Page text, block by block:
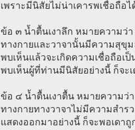
เพราะมีนิสัยไม่น่าเคารพเชื่อถือไ
ข้อ ๓ น้ำตื้นเงาลึก หมายความว่
ทางกายและวาจานั้นมีความสุขุม
พบเห็นแล้วจะเกิดความเชื่อถือเ
พบเห็นผู้ที่ท่านมีนิสัยอย่างนี้ ก็จะ
ข้อ ๔ น้ำตื้นเงาตื้น หมายความว่
ทางกายทางวาจาไม่มีความสำร
แสดงออกมาอย่างนี้ ก็จะพอเดาถู